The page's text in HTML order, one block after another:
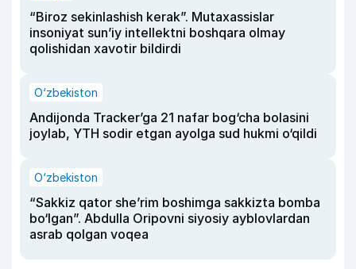
“Biroz sekinlashish kerak”. Mutaxassislar
insoniyat sun’iy intellektni boshqara olmay
qolishidan xavotir bildirdi
O‘zbekiston
Andijonda Tracker’ga 21 nafar bog‘cha bolasini
joylab, YTH sodir etgan ayolga sud hukmi o‘qildi
O‘zbekiston
“Sakkiz qator she’rim boshimga sakkizta bomba
bo‘lgan”. Abdulla Oripovni siyosiy ayblovlardan
asrab qolgan voqea